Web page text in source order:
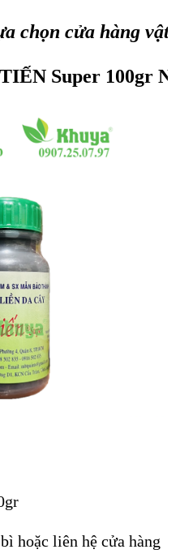
chọn cửa hàng vật
Super 100gr
hoặc liên hệ cửa hàng